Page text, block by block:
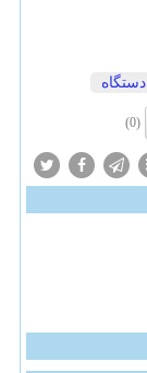
دستگاه
(0)